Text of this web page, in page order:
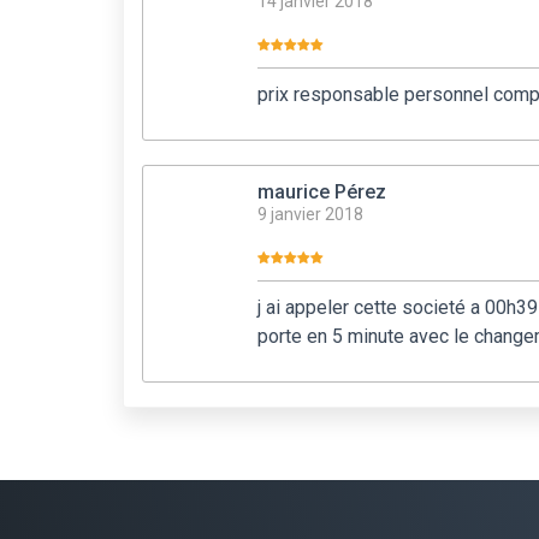
prix responsable personnel
maurice Pérez
9 janvier 2018
j ai appeler cette societé a
porte en 5 minute avec le